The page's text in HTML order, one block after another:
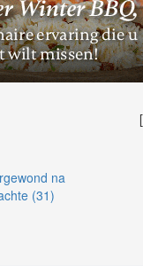
na
(31)